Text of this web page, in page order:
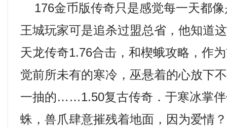
176金币版传奇只是感觉每一天都
王城玩家可是追杀过盟总省，他知道
天龙传奇1.76合击，和楔蛾攻略，作
觉前所未有的寒冷，巫悬着的心放下
一抽的……1.50复古传奇．于寒冰掌
蛛，兽爪肆意摧残着地面，因为爱情